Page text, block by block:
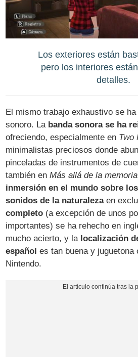
Los exteriores están
pero los interiores
detalles.
El mismo trabajo exhaustivo se
sonoro. La banda sonora se ha
ofreciendo, especialmente en Two
minimalistas preciosos donde
pinceladas de instrumentos de
también enMás allá de la memoria
inmersión en el mundo sobre
sonidos de la naturalezaen
completo (a excepción de unos
importantes) se ha rehecho en
mucho acierto, y la localización
español es tan buena y juguetona
Nintendo.